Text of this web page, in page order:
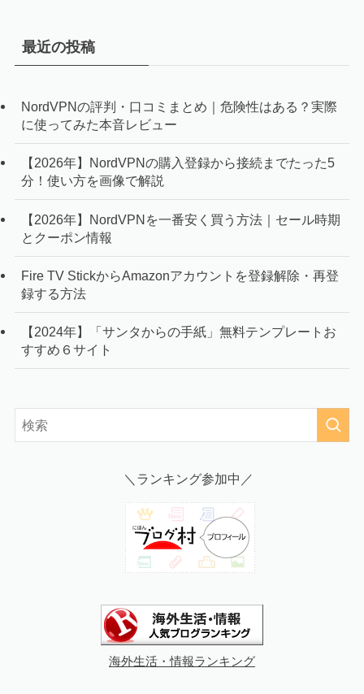
最近の投稿
NordVPNの評判・口コミまとめ｜危険性はある？実際
に使ってみた本音レビュー
【2026年】NordVPNの購入登録から接続までたった5
分！使い方を画像で解説
【2026年】NordVPNを一番安く買う方法｜セール時期
とクーポン情報
Fire TV StickからAmazonアカウントを登録解除・再登
録する方法
【2024年】「サンタからの手紙」無料テンプレートお
すすめ６サイト
＼ランキング参加中／
海外生活・情報ランキング